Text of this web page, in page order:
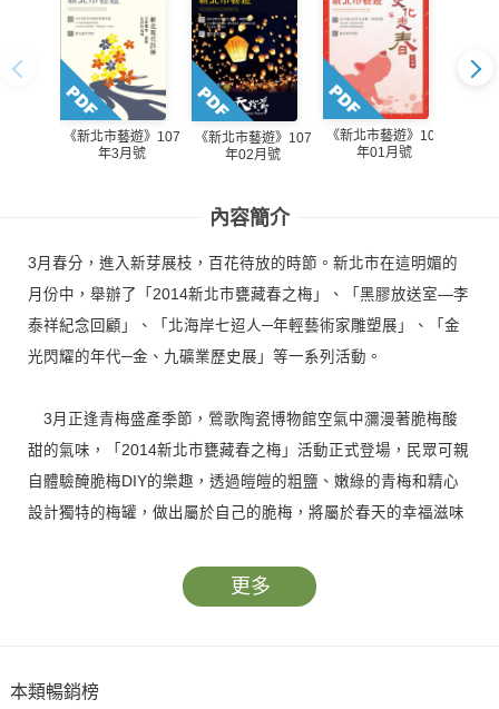
《新北市藝遊》107
年3月號
《新北市藝遊》107
年02月號
《新北市藝遊》107
年01月號
內容簡介
3月春分，進入新芽展枝，百花待放的時節。新北市在這明媚的
月份中，舉辦了「2014新北市甕藏春之梅」、「黑膠放送室—李
泰祥紀念回顧」、「北海岸七迢人─年輕藝術家雕塑展」、「金
光閃耀的年代─金、九礦業歷史展」等一系列活動。
3月正逢青梅盛產季節，鶯歌陶瓷博物館空氣中瀰漫著脆梅酸
甜的氣味，「2014新北市甕藏春之梅」活動正式登場，民眾可親
自體驗醃脆梅DIY的樂趣，透過皚皚的粗鹽、嫩綠的青梅和精心
設計獨特的梅罐，做出屬於自己的脆梅，將屬於春天的幸福滋味
2014年更逢黃金博物館建館10週年，該館特別策劃「金光閃耀
的珍貴史料，讓參訪者對這段歷史有更深入的認識與瞭解。
更多
本類暢銷榜